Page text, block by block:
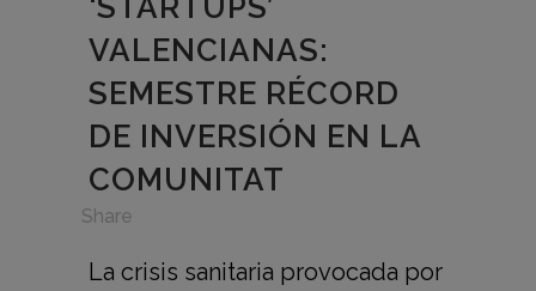
VALENCIANAS:
SEMESTRE RÉCORD
DE INVERSIÓN EN LA
COMUNITAT
Share
La crisis sanitaria provocada por